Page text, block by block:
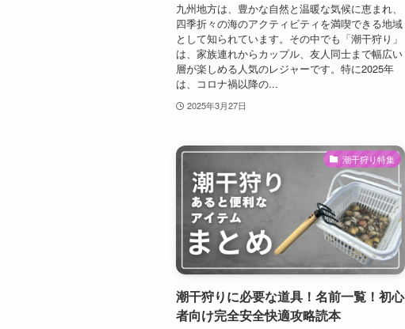
九州地方は、豊かな自然と温暖な気候に恵まれ、
四季折々の海のアクティビティを満喫できる地域
として知られています。その中でも「潮干狩り」
は、家族連れからカップル、友人同士まで幅広い
層が楽しめる人気のレジャーです。特に2025年
は、コロナ禍以降の...
2025年3月27日
潮干狩り特集
潮干狩りに必要な道具！名前一覧！初心
者向け完全安全快適攻略読本